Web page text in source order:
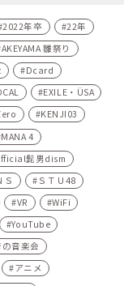
2022年卒
22年
AKEYAMA 雛祭り
Dcard
EXILE・ÜSA
KENJI03
MANA 4
髭男dism
Ｓ
ＳＴＵ48
VR
WiFi
YouTube
音楽会
アニメ